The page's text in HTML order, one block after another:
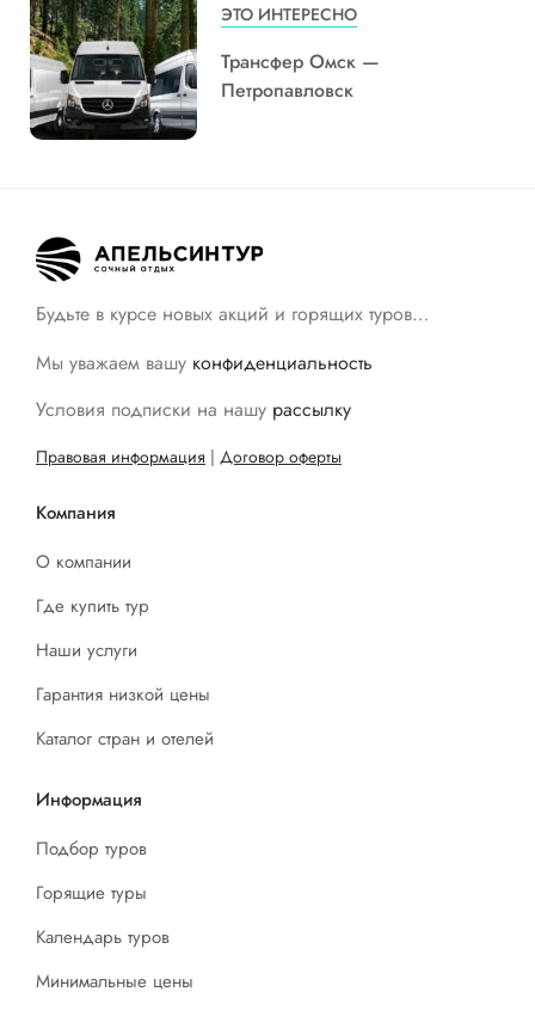
ЭТО ИНТЕРЕСНО
Трансфер Омск —
Петропавловск
Будьте в курсе новых акций и горящих туров…
Мы уважаем вашу конфиденциальность
Условия подписки на нашу рассылку
Правовая информация | Договор оферты
Компания
О компании
Где купить тур
Наши услуги
Гарантия низкой цены
Каталог стран и отелей
Информация
Подбор туров
Горящие туры
Календарь туров
Минимальные цены